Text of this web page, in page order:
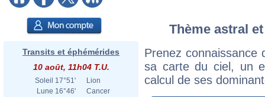
Transits et éphémérides
10 août, 11h04 T.U.
Soleil 17°51'
Lion
Lune 16°46'
Cancer
Thème astral
Prenez connaissance
sa carte du ciel, un
calcul de ses